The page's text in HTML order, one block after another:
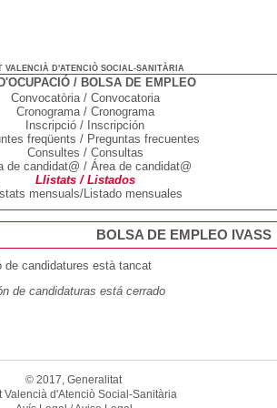
VALENCIÀ D'ATENCIÒ SOCIAL-SANITÀRIA
/ BOLSA DE EMPLEO
Convocatòria / Convocatoria
Cronograma / Cronograma
Inscripció / Inscripción
freqüents / Preguntas frecuentes
Consultes / Consultas
de candidat@ / Área de candidat@
Llistats / Listados
mensuals/Listado mensuales
BOLSA DE EMPLEO IVASS
de candidatures està tancat
de candidaturas está cerrado
© 2017, Generalitat
Valencià d'Atenciò Social-Sanitària